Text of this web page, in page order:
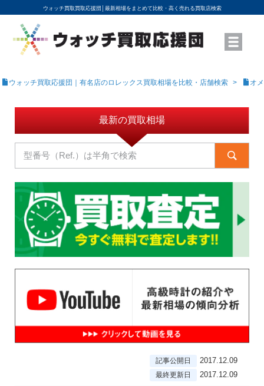
ウォッチ買取買取応援団│ 最新相場をまとめて比較・高く売れる買取店検索
YouTubeで動画を公開中
ROLEXモデル名から買取相場を調べる
高級時計ブランド名から買取相場を調べる
地域から買取店を探す
店舗名から買取店を探す
ブランド時計を高く売る方法
買取査定を依頼する
ウォッチ買取応援団｜有名店のロレックス買取相場を比較・店舗検索 オ
最新の買取相場
記事公開日 2017.12.09
最終更新日 2017.12.09